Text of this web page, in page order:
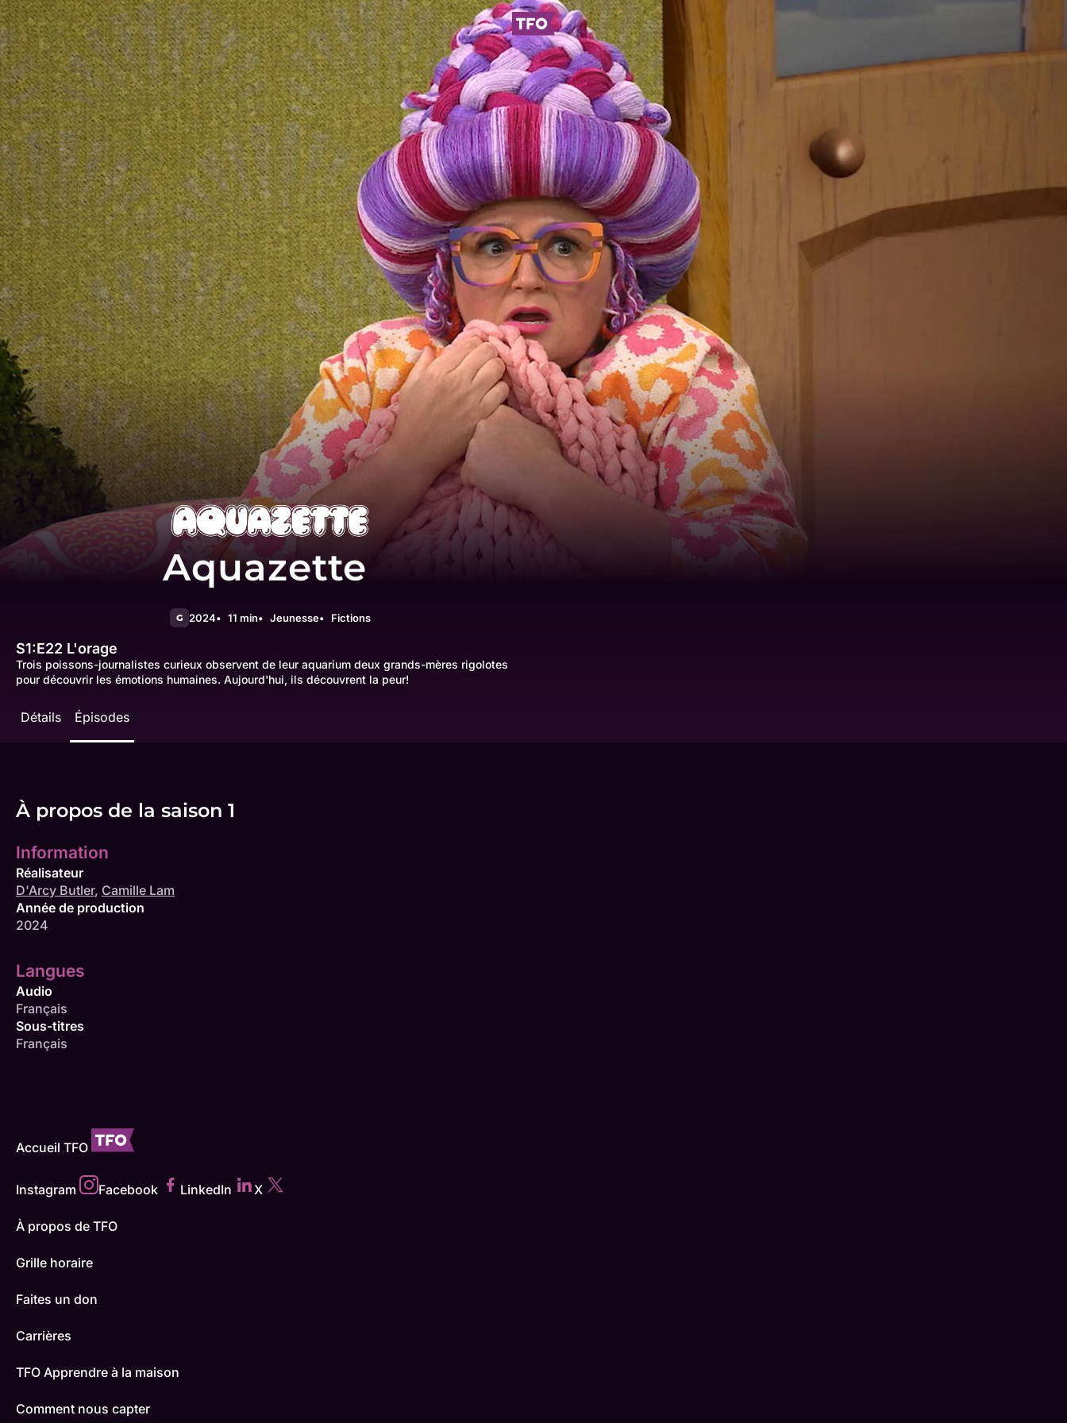
Aquazette
G 2024 11 min Jeunesse Fictions
S1:E22 L'orage
Trois poissons-journalistes curieux observent de leur aquarium deux grands-mères rigolotes
pour découvrir les émotions humaines. Aujourd'hui, ils découvrent la peur!
Détails Épisodes
À propos de la saison 1
Information
Réalisateur
D'Arcy Butler, Camille Lam
Année de production
2024
Langues
Audio
Français
Sous-titres
Français
Accueil TFO
Instagram Facebook LinkedIn X
À propos de TFO
Grille horaire
Faites un don
Carrières
TFO Apprendre à la maison
Comment nous capter